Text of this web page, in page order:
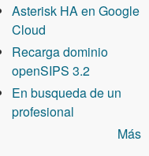
Asterisk HA en Google
Cloud
Recarga dominio
openSIPS 3.2
En busqueda de un
profesional
Más